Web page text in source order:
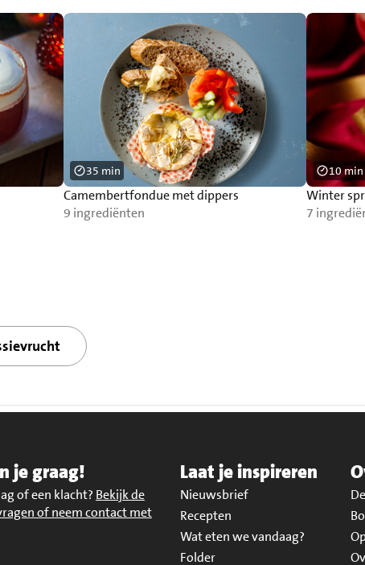
Camembertfondue met dippers
9 ingrediënten
35 min
Winter
7
10 min
je graag!
of een klacht? Bekijk de
of neem contact met
Laat je inspireren
Nieuwsbrief
Recepten
Wat eten we vandaag?
Folder